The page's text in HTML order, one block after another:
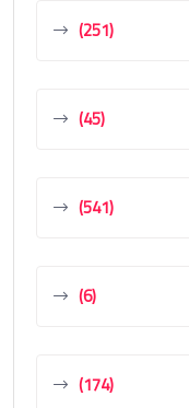
(251)
(45)
(541)
(6)
(174)